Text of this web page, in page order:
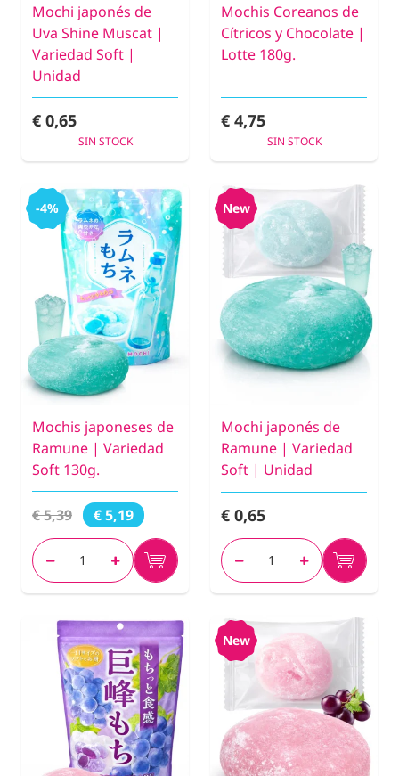
Mochi japonés de
Uva Shine Muscat |
Variedad Soft |
Unidad
€ 0,65
SIN STOCK
Mochis Coreanos de
Cítricos y Chocolate |
Lotte 180g.
€ 4,75
SIN STOCK
-4%
Mochis japoneses de
Ramune | Variedad
Soft 130g.
€ 5,39 € 5,19
New
Mochi japonés de
Ramune | Variedad
Soft | Unidad
€ 0,65
New